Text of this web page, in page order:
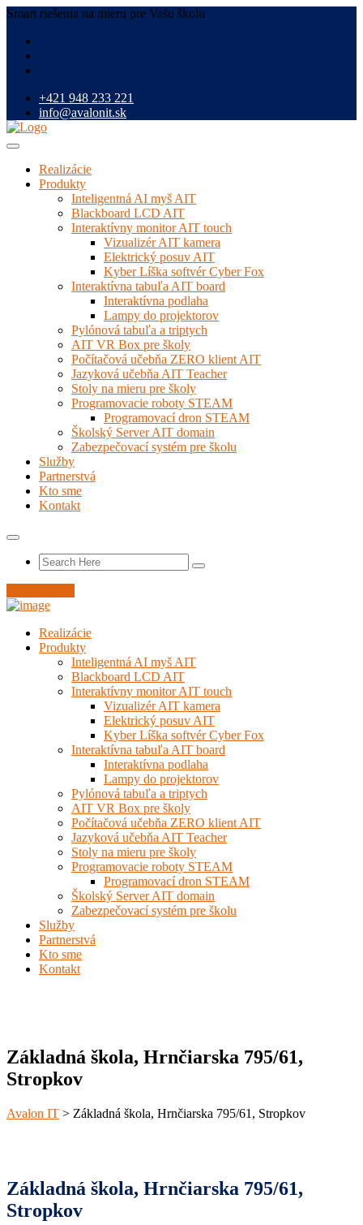
Smart riešenia na mieru pre Vašu školu
+421 948 233 221
info@avalonit.sk
Realizácie
Produkty
Inteligentná AI myš AIT
Blackboard LCD AIT
Interaktívny monitor AIT touch
Vizualizér AIT kamera
Elektrický posuv AIT
Kyber Líška softvér Cyber Fox
Interaktívna tabuľa AIT board
Interaktívna podlaha
Lampy do projektorov
Pylónová tabuľa a triptych
AIT VR Box pre školy
Počítačová učebňa ZERO klient AIT
Jazyková učebňa AIT Teacher
Stoly na mieru pre školy
Programovacie roboty STEAM
Programovací dron STEAM
Školský Server AIT domain
Zabezpečovací systém pre školu
Služby
Partnerstvá
Kto sme
Kontakt
Realizácie
Produkty
Inteligentná AI myš AIT
Blackboard LCD AIT
Interaktívny monitor AIT touch
Vizualizér AIT kamera
Elektrický posuv AIT
Kyber Líška softvér Cyber Fox
Interaktívna tabuľa AIT board
Interaktívna podlaha
Lampy do projektorov
Pylónová tabuľa a triptych
AIT VR Box pre školy
Počítačová učebňa ZERO klient AIT
Jazyková učebňa AIT Teacher
Stoly na mieru pre školy
Programovacie roboty STEAM
Programovací dron STEAM
Školský Server AIT domain
Zabezpečovací systém pre školu
Služby
Partnerstvá
Kto sme
Kontakt
Základná škola, Hrnčiarska 795/61,
Stropkov
Avalon IT > Základná škola, Hrnčiarska 795/61, Stropkov
Základná škola, Hrnčiarska 795/61,
Stropkov